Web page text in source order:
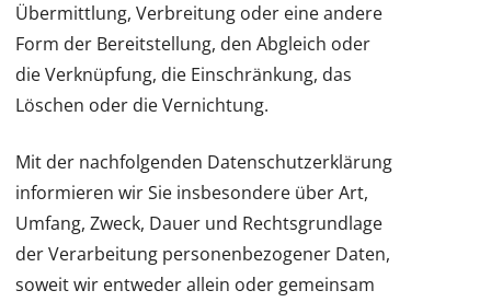
Übermittlung, Verbreitung oder eine andere
Form der Bereitstellung, den Abgleich oder
die Verknüpfung, die Einschränkung, das
Löschen oder die Vernichtung.
Mit der nachfolgenden Datenschutzerklärung
informieren wir Sie insbesondere über Art,
Umfang, Zweck, Dauer und Rechtsgrundlage
der Verarbeitung personenbezogener Daten,
soweit wir entweder allein oder gemeinsam